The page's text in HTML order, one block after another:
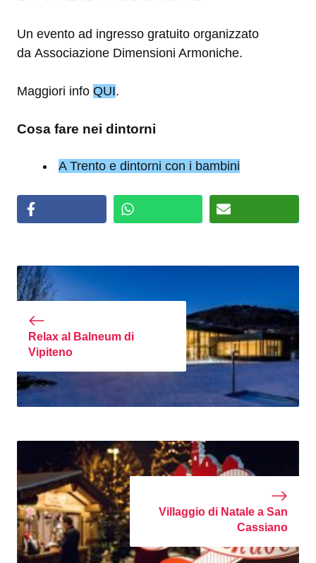
Un evento ad ingresso gratuito organizzato
da Associazione Dimensioni Armoniche.
Maggiori info QUI.
Cosa fare nei dintorni
A Trento e dintorni con i bambini
Relax al Balneum di
Vipiteno
Villaggio di Natale a San
Cassiano